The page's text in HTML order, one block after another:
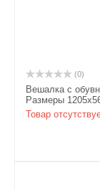
(0)
Вешалка с
Размеры
Товар